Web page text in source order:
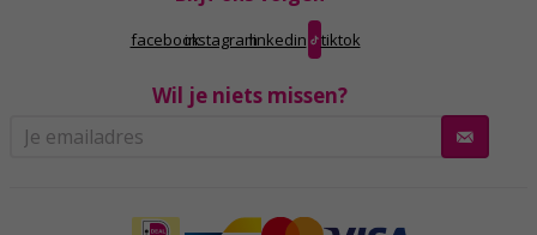
facebookinstagramlinkedin tiktok
Wil je niets missen?